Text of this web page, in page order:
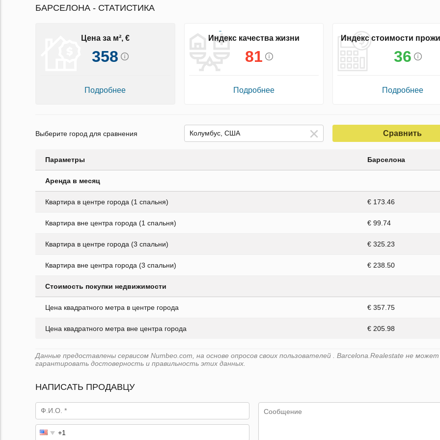
БАРСЕЛОНА - СТАТИСТИКА
Цена за м², €
358
Подробнее
Индекс качества жизни
81
Подробнее
Индекс стоимости
36
Подробнее
Выберите город для сравнения Сравнить
Параметры Барселона
Аренда в месяц
Квартира в центре города (1 спальня) € 173.46
Квартира вне центра города (1 спальня) € 99.74
Квартира в центре города (3 спальни) € 325.23
Квартира вне центра города (3 спальни) € 238.50
Стоимость покупки недвижимости
Цена квадратного метра в центре города € 357.75
Цена квадратного метра вне центра города € 205.98
Данные предоставлены сервисом Numbeo.com, на основе опросов своих пользователей . Barcelona.Realestate не может
гарантировать достоверность и правильность этих данных.
НАПИСАТЬ ПРОДАВЦУ